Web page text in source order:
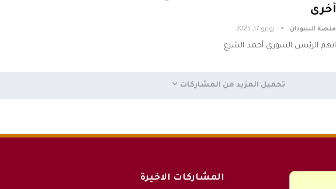
أخرى
منصة السودان يوليو 17, 2025
اتهم الرئيس السوري أحمد الشرع
تحميل المزيد من المشاركات
المشاركات الاخيرة